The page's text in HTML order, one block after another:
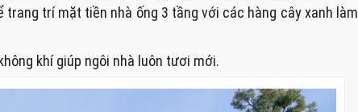
trí mặt tiền nhà ống 3 tầng với các hàng cây xanh làm
khí giúp ngôi nhà luôn tươi mới.